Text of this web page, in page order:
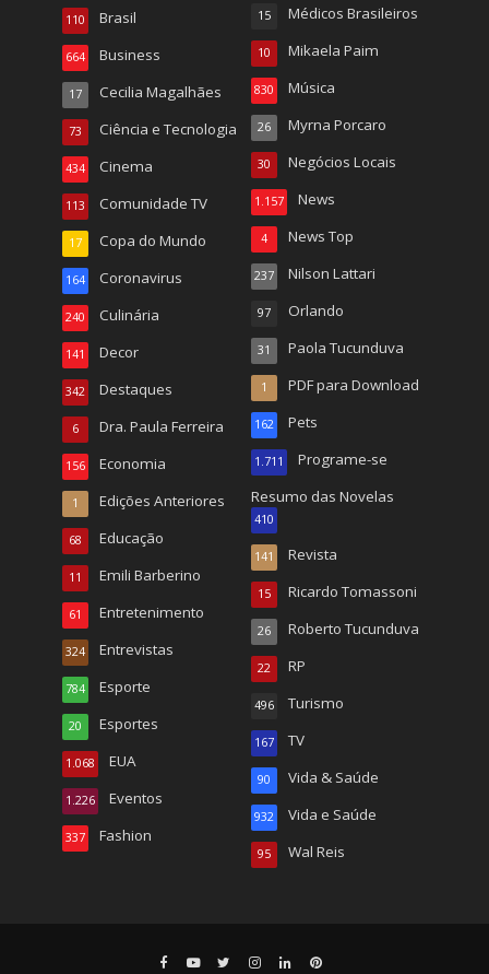
Brasil
110
Business
664
Cecilia Magalhães
17
Ciência e Tecnologia
73
Cinema
434
Comunidade TV
113
Copa do Mundo
17
Coronavirus
164
Culinária
240
Decor
141
Destaques
342
Dra. Paula Ferreira
6
Economia
156
Edições Anteriores
1
Educação
68
Emili Barberino
11
Entretenimento
61
Entrevistas
324
Esporte
784
Esportes
20
EUA
1.068
Eventos
1.226
Fashion
337
Médicos Brasileiros
15
Mikaela Paim
10
Música
830
Myrna Porcaro
26
Negócios Locais
30
News
1.157
News Top
4
Nilson Lattari
237
Orlando
97
Paola Tucunduva
31
PDF para Download
1
Pets
162
Programe-se
1.711
Resumo das Novelas
410
Revista
141
Ricardo Tomassoni
15
Roberto Tucunduva
26
RP
22
Turismo
496
TV
167
Vida & Saúde
90
Vida e Saúde
932
Wal Reis
95